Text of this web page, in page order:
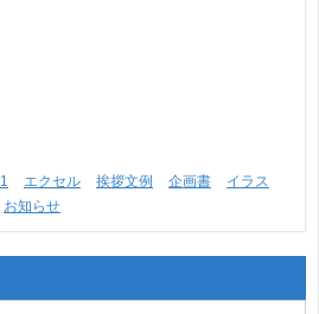
1 エクセル 挨拶文例 企画書
イラス
お知らせ